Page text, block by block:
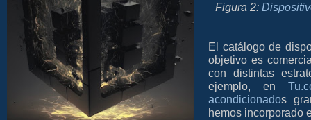
Figura 2:
El catálogo de
objetivo es
con distintas
ejemplo, en
acondicionados
hemos incorporado